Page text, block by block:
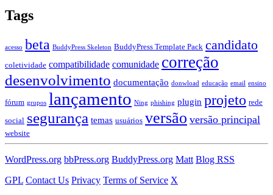
Tags
acesso beta BuddyPress Skeleton BuddyPress Template Pack candidato
coletividade compatibilidade comunidade correção
desenvolvimento documentação donwload educação email ensino
fórum grupos lançamento Ning phishing plugin projeto rede
social segurança temas usuários versão versão principal
website
WordPress.org bbPress.org BuddyPress.org Matt Blog RSS
GPL Contact Us Privacy Terms of Service X